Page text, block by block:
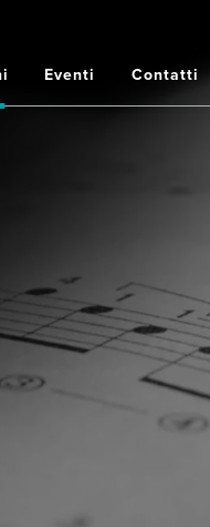
Eventi Contatti